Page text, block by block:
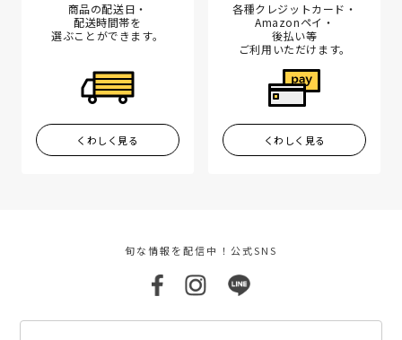
商品の配送日・
配送時間帯を
選ぶことができます。
くわしく見る
各種クレジットカード・
Amazonペイ・
後払い等
ご利用いただけます。
くわしく見る
旬な情報を配信中！公式SNS